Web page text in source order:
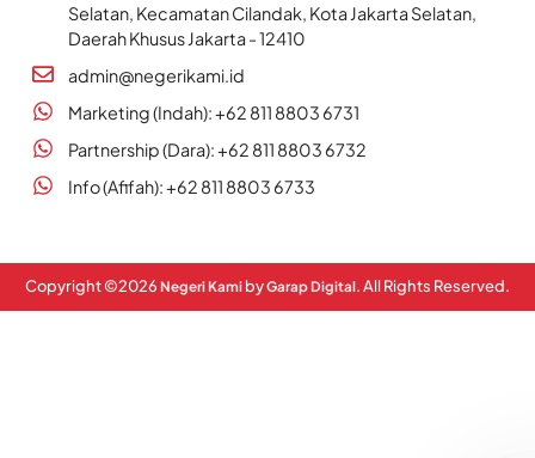
Selatan, Kecamatan Cilandak, Kota Jakarta Selatan,
Daerah Khusus Jakarta - 12410
admin@negerikami.id
Marketing (Indah): +62 811 8803 6731
Partnership (Dara): +62 811 8803 6732
Info (Afifah): +62 811 8803 6733
Copyright ©2026 Negeri Kami byGarap Digital. All Rights Reserved.